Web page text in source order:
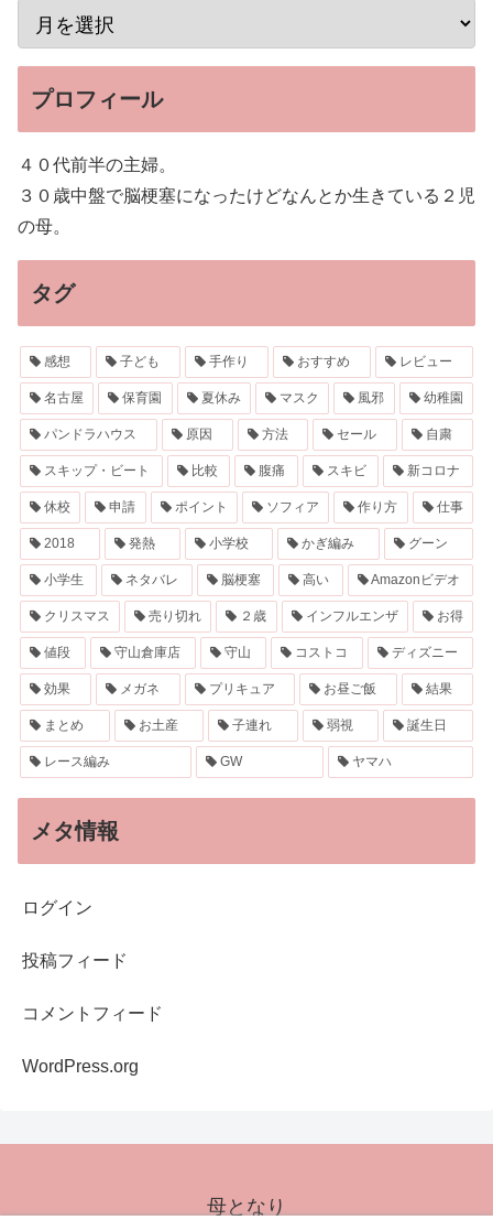
プロフィール
４０代前半の主婦。
３０歳中盤で脳梗塞になったけどなんとか生きている２児
の母。
タグ
感想 子ども 手作り おすすめ レビュー
名古屋 保育園 夏休み マスク 風邪 幼稚園
パンドラハウス 原因 方法 セール 自粛
スキップ・ビート 比較 腹痛 スキビ 新コロナ
休校 申請 ポイント ソフィア 作り方 仕事
2018 発熱 小学校 かぎ編み グーン
小学生 ネタバレ 脳梗塞 高い Amazonビデオ
クリスマス 売り切れ ２歳 インフルエンザ お得
値段 守山倉庫店 守山 コストコ ディズニー
効果 メガネ プリキュア お昼ご飯 結果
まとめ お土産 子連れ 弱視 誕生日
レース編み GW ヤマハ
メタ情報
ログイン
投稿フィード
コメントフィード
WordPress.org
母となり